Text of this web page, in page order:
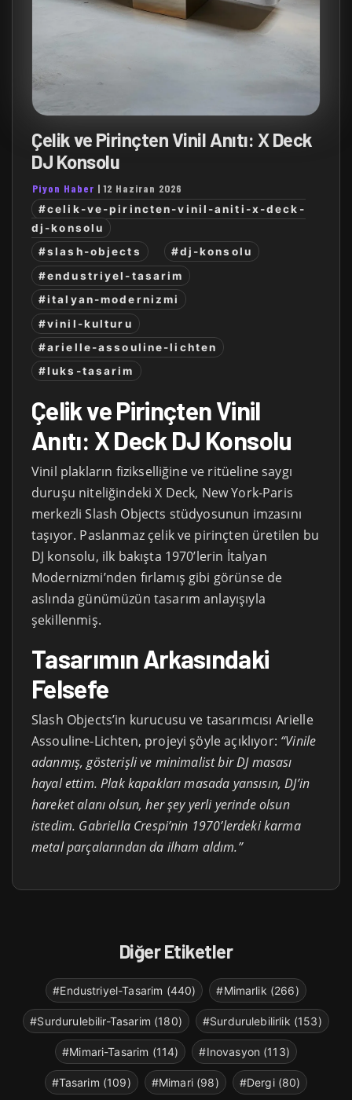
Çelik ve Pirinçten Vinil Anıtı: X Deck
DJ Konsolu
Piyon Haber |12 Haziran 2026
#celik-ve-pirincten-vinil-aniti-x-deck-
dj-konsolu
#slash-objects
#dj-konsolu
#endustriyel-tasarim
#italyan-modernizmi
#vinil-kulturu
#arielle-assouline-lichten
#luks-tasarim
Çelik ve Pirinçten Vinil
Anıtı: X Deck DJ Konsolu
Vinil plakların fizikselliğine ve ritüeline saygı
duruşu niteliğindeki X Deck, New York-Paris
merkezli Slash Objects stüdyosunun imzasını
taşıyor. Paslanmaz çelik ve pirinçten üretilen bu
DJ konsolu, ilk bakışta 1970’lerin İtalyan
Modernizmi’nden fırlamış gibi görünse de
aslında günümüzün tasarım anlayışıyla
şekillenmiş.
Tasarımın Arkasındaki
Felsefe
Slash Objects’in kurucusu ve tasarımcısı Arielle
Assouline-Lichten, projeyi şöyle açıklıyor: “Vinile
adanmış, gösterişli ve minimalist bir DJ masası
hayal ettim. Plak kapakları masada yansısın, DJ’in
hareket alanı olsun, her şey yerli yerinde olsun
istedim. Gabriella Crespi’nin 1970’lerdeki karma
metal parçalarından da ilham aldım.”
Diğer Etiketler
#Endustriyel-Tasarim (440) #Mimarlik (266)
#Surdurulebilir-Tasarim (180) #Surdurulebilirlik (153)
#Mimari-Tasarim (114) #Inovasyon (113)
#Tasarim (109) #Mimari (98) #Dergi (80)